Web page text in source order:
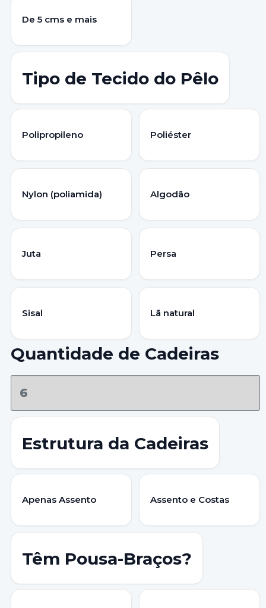
De 5 cms e mais
Tipo de Tecido do Pêlo
Polipropileno Poliéster
Nylon (poliamida) Algodão
Juta Persa
Sisal Lã natural
Quantidade de Cadeiras
Estrutura da Cadeiras
Apenas Assento Assento e Costas
Têm Pousa-Braços?